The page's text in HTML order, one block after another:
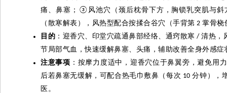
痛、鼻塞； ③风池穴（颈后枕骨下方，胸锁乳突肌与
（散寒解表），风热型配合按揉合谷穴（手背第 2 掌骨桡
目的 ：迎香穴、印堂穴疏通鼻部经络、通窍散寒 / 清热，
节局部气血，快速缓解鼻塞、头痛，辅助改善全身外感
注意事项 ：按摩力度适中，迎香穴位于鼻翼旁，避免用
后若鼻塞无缓解，可配合热毛巾敷鼻（每次 10分钟），
医。